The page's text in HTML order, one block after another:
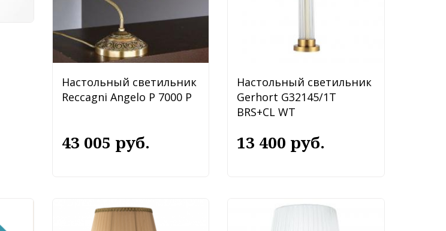
Настольный светильник
Reccagni Angelo P 7000 P
43 005 руб.
Настольный светильник
Gerhort G32145/1T
BRS+CL WT
13 400 руб.
Настольный светильник